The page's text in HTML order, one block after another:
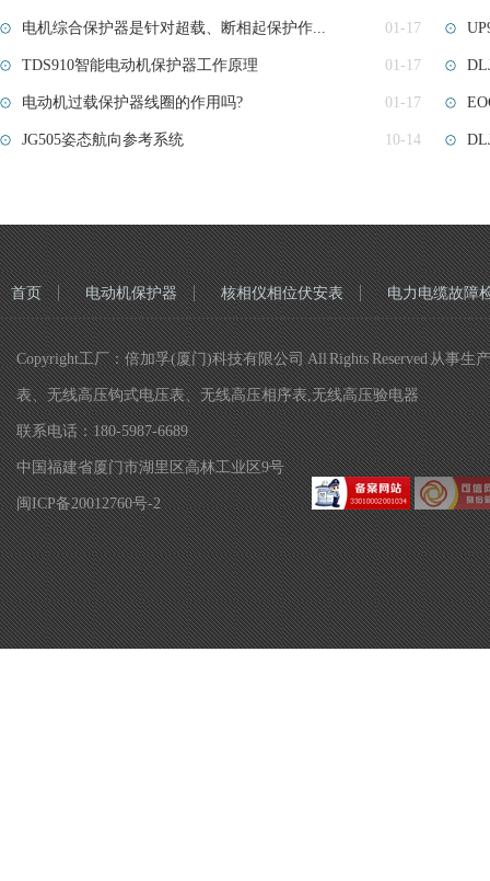
电机综合保护器是针对超载、断相起保护作... 01-17
TDS910智能电动机保护器工作原理 01-17
电动机过载保护器线圈的作用吗? 01-17
JG505姿态航向参考系统 10-14
首页 电动机保护器 核相仪相位伏安表 电力电缆故障
Copyright工厂：倍加孚(厦门)科技有限公司 All Rights Reserved 从事
表、无线高压钩式电压表、无线高压相序表,无线高压验电器
联系电话：180-5987-6689
中国福建省厦门市湖里区高林工业区9号
闽ICP备20012760号-2